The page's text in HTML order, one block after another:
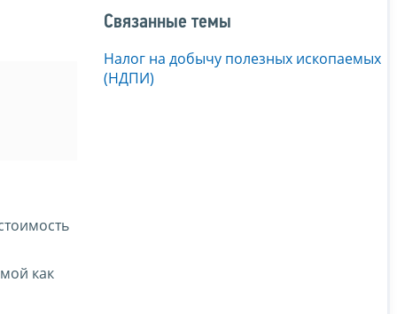
как
Связанные темы
Налог на добычу полезных ископаемых
(НДПИ)